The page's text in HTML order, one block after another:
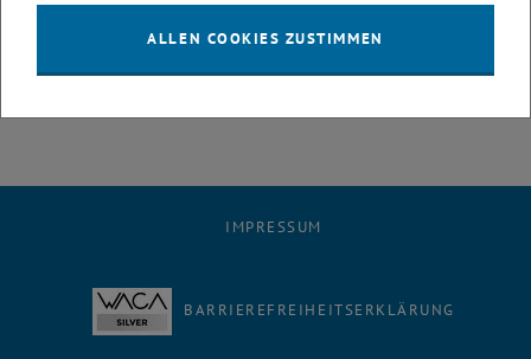
IMPRESSUM
BARRIEREFREIHEITSERKLÄRUNG
ALLEN COOKIES ZUSTIMMEN